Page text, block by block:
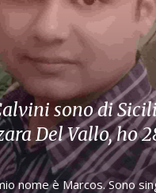
sono di
Del Vallo, ho
nome è Marcos. Sono